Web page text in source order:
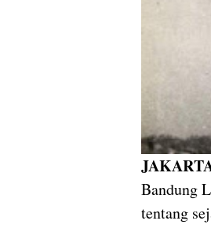
Bandung
tentang